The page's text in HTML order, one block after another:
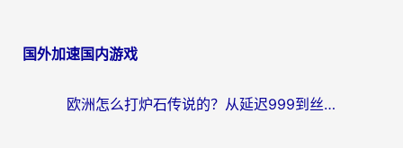
国外加速国内游戏
欧洲怎么打炉石传说的？从延迟999到丝滑上分，我找到了靠谱加速器